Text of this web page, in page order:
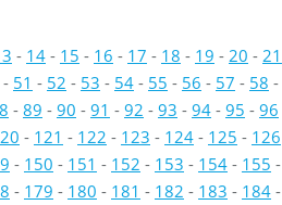
- 14 - 15 - 16 - 17 - 18 - 19 - 20 - 21
- 51 - 52 - 53 - 54 - 55 - 56 - 57 - 58 -
- 89 - 90 - 91 - 92 - 93 - 94 - 95 - 96
- 121 - 122 - 123 - 124 - 125 - 126
- 150 - 151 - 152 - 153 - 154 - 155 -
- 179 - 180 - 181 - 182 - 183 - 184 -